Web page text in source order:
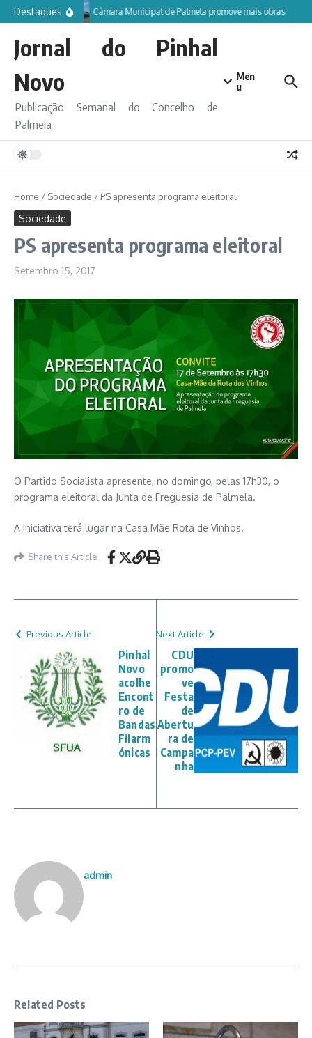
Ir para o conteúdo
Destaques Câmara Municipal de Palmela promove mais obras
Jornal do Pinhal
Novo
Publicação Semanal do Concelho de
Palmela
Men
u
Home / Sociedade / PS apresenta programa eleitoral
Sociedade
PS apresenta programa eleitoral
Setembro 15, 2017
O Partido Socialista apresente, no domingo, pelas 17h30, o
programa eleitoral da Junta de Freguesia de Palmela.
A iniciativa terá lugar na Casa Mãe Rota de Vinhos.
Share this Article
Previous Article
Pinhal
Novo
acolhe
Encont
ro de
Bandas
Filarm
ónicas
Next Article
CDU
promo
ve
Festa
de
Abertu
ra de
Campa
nha
admin
Related Posts